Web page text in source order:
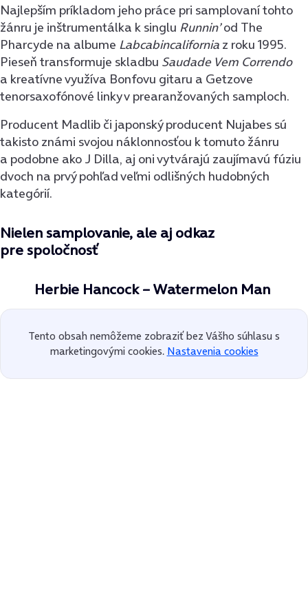
Najlepším príkladom jeho práce pri samplovaní tohto
žánru je inštrumentálka k singlu Runnin’od The
Pharcyde na albume Labcabincalifornia z roku 1995.
Pieseň transformuje skladbu Saudade Vem Correndo
a kreatívne využíva Bonfovu gitaru a Getzove
tenorsaxofónové linky v prearanžovaných samploch.
Producent Madlib či japonský producent Nujabes sú
takisto známi svojou náklonnosťou k tomuto žánru
a podobne ako J Dilla, aj oni vytvárajú zaujímavú fúziu
dvoch na prvý pohľad veľmi odlišných hudobných
kategórií.
Nielen samplovanie, ale aj odkaz
pre spoločnosť
Herbie Hancock – Watermelon Man
Tento obsah nemôžeme zobraziť bez Vášho súhlasu s
marketingovými cookies. Nastavenia cookies